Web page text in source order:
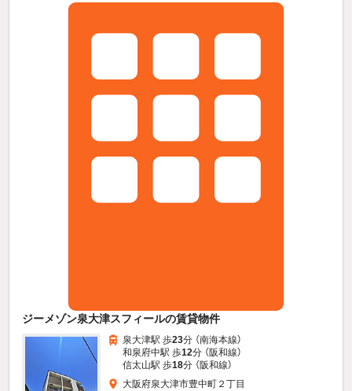
ジーメゾン泉大津スフィールの賃貸物件
泉大津駅 歩23分 （南海本線）
和泉府中駅 歩12分 （阪和線）
信太山駅 歩18分 （阪和線）
大阪府泉大津市豊中町２丁目